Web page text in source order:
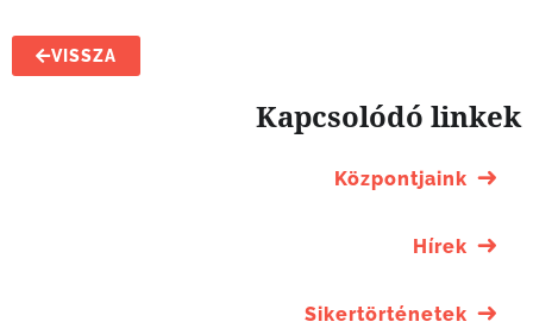
VISSZA
Kapcsolódó linkek
Központjaink
Hírek
Sikertörténetek